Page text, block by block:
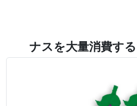
ナスを大量消費す